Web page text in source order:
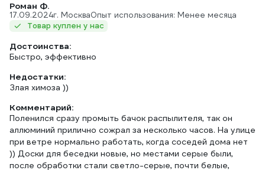
Роман Ф.
17.09.2024г. МоскваОпыт использования: Менее месяца
Товар куплен у нас
Достоинства:
Быстро, эффективно
Недостатки:
Злая химоза ))
Комментарий:
Поленился сразу промыть бачок распылителя, так он
аллюминий прилично сожрал за несколько часов. На улице
при ветре нормально работать, когда соседей дома нет
)) Доски для беседки новые, но местами серые были,
после обработки стали светло-серые, почти белые,